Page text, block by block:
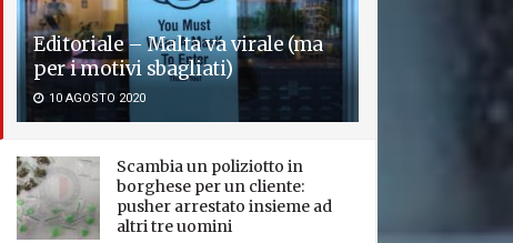
Editoriale – Malta va virale (ma
per i motivi sbagliati)
10 AGOSTO 2020
Scambia un poliziotto in
borghese per un cliente:
pusher arrestato insieme ad
altri tre uomini